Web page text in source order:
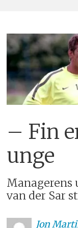
– Fin
unge
Managerens
van der Sar
Jon